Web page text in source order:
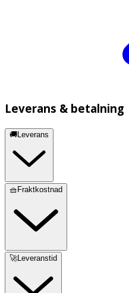
Leverans & betalning
🚚Leverans
🧺Fraktkostnad
🚀Leveranstid